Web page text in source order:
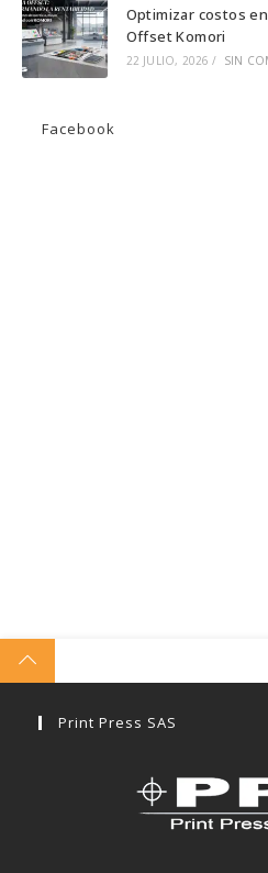
Optimizar costos
Offset Komori
22 JULIO, 2026 / SIN
Facebook
Print Press SAS